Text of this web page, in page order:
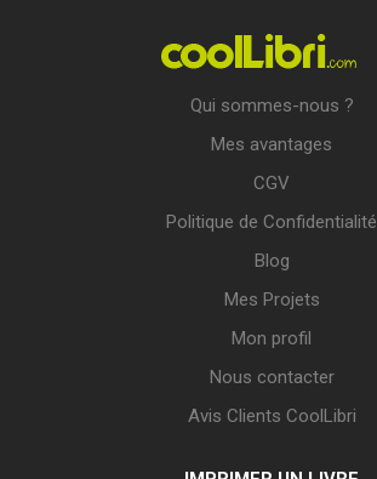
Qui sommes-nous ?
Mes avantages
CGV
Politique de Confidentialité
Blog
Mes Projets
Mon profil
Nous contacter
Avis Clients CoolLibri